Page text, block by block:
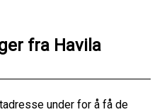
fra Havila
under for å få de